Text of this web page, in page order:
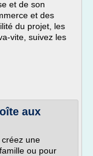
et de son
et des
du projet, les
vite, suivez les
aux
une
ou pour